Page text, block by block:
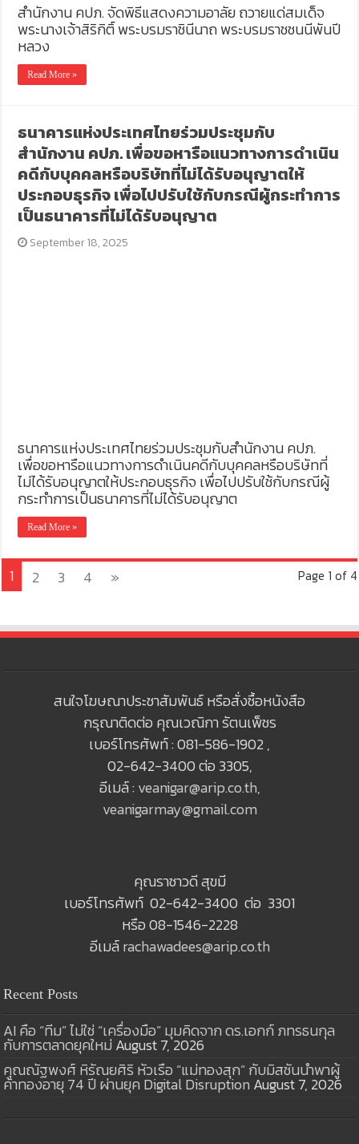
สำนักงาน คปภ. จัดพิธีแสดงความอาลัย ถวายแด่สมเด็จ
พระนางเจ้าสิริกิติ์ พระบรมราชินีนาถ พระบรมราชชนนีพันปี
หลวง
Read More »
ธนาคารแห่งประเทศไทยร่วมประชุมกับ
สำนักงาน คปภ. เพื่อขอหารือแนวทางการดำเนิน
คดีกับบุคคลหรือบริษัทที่ไม่ได้รับอนุญาตให้
ประกอบธุรกิจ เพื่อไปปรับใช้กับกรณีผู้กระทำการ
เป็นธนาคารที่ไม่ได้รับอนุญาต
September 18, 2025
ธนาคารแห่งประเทศไทยร่วมประชุมกับสำนักงาน คปภ.
เพื่อขอหารือแนวทางการดำเนินคดีกับบุคคลหรือบริษัทที่
ไม่ได้รับอนุญาตให้ประกอบธุรกิจ เพื่อไปปรับใช้กับกรณีผู้
กระทำการเป็นธนาคารที่ไม่ได้รับอนุญาต
Read More »
Page 1 of 4
1 2 3 4 »
สนใจโฆษณาประชาสัมพันธ์ หรือสั่งซื้อหนังสือ
กรุณาติดต่อ คุณเวณิกา รัตนเพ็ชร
เบอร์โทรศัพท์ : 081-586-1902 ,
02-642-3400 ต่อ 3305,
อีเมล์ : veanigar@arip.co.th,
veanigarmay@gmail.com
คุณราชาวดี สุขมี
เบอร์โทรศัพท์ 02-642-3400 ต่อ 3301
หรือ 08-1546-2228
อีเมล์rachawadees@arip.co.th
Recent Posts
AI คือ “ทีม” ไม่ใช่ “เครื่องมือ” มุมคิดจาก ดร.เอกก์ ภทรธนกุล
กับการตลาดยุคใหม่ August 7, 2026
คุณณัฐพงศ์ หิรัณยศิริ หัวเรือ “แม่ทองสุก” กับมิสชันนำพาผู้
ค้าทองอายุ 74 ปี ผ่านยุค Digital Disruption August 7, 2026